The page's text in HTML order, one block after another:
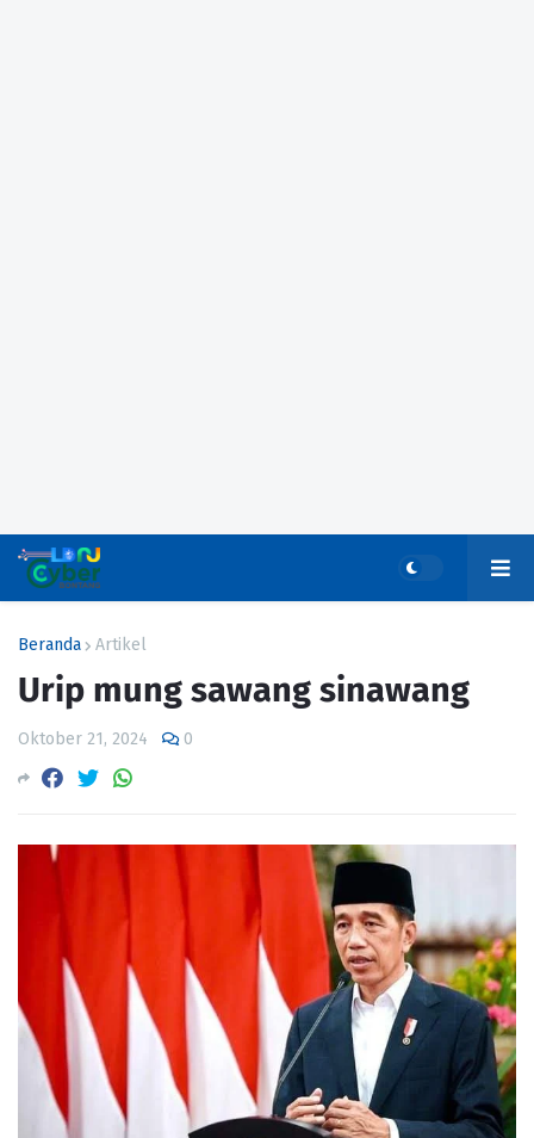
Beranda Artikel
Urip mung sawang sinawang
Oktober 21, 2024 0